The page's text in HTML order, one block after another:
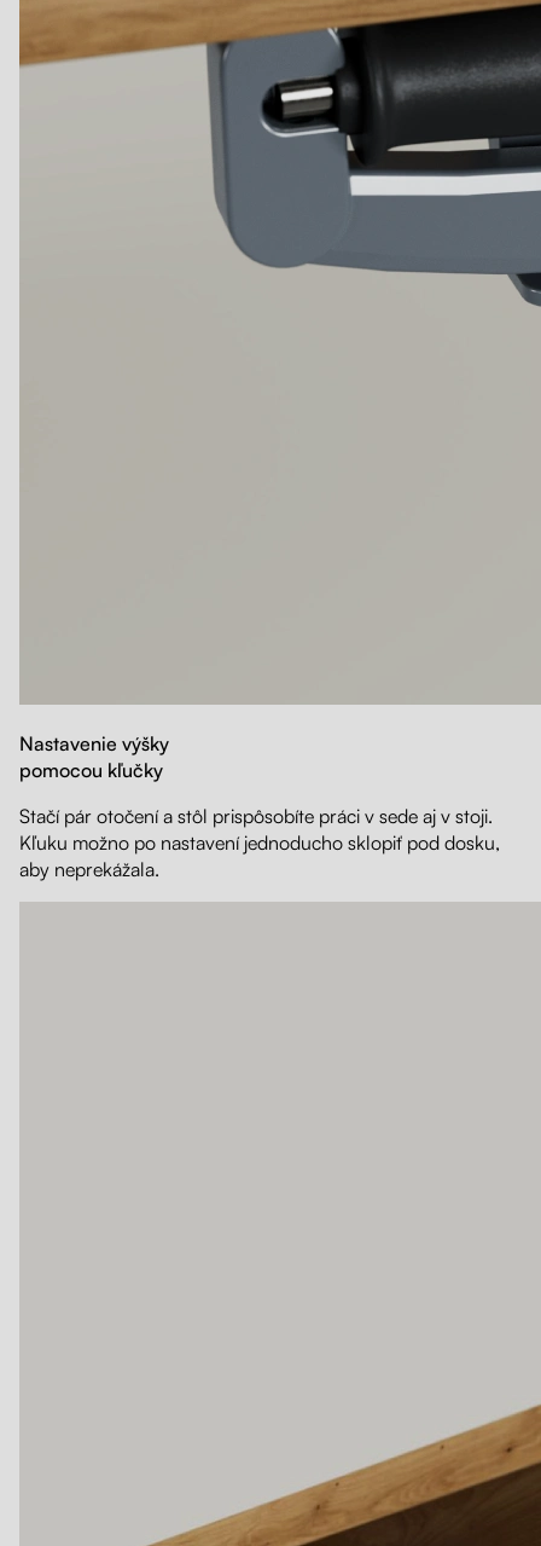
Nastavenie výšky
pomocou kľučky
Stačí pár otočení a stôl prispôsobíte práci v sede aj v stoji.
Kľuku možno po nastavení jednoducho sklopiť pod dosku,
aby neprekážala.